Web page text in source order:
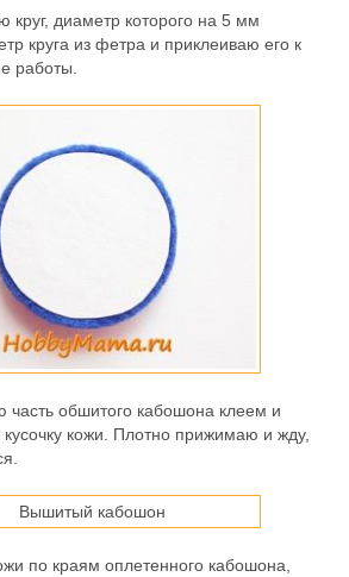
круг, диаметр которого на 5 мм
круга из фетра и приклеиваю его к
работы.
обшитого кабошона клеем и
кожи. Плотно прижимаю и жду,
по краям оплетенного кабошона,